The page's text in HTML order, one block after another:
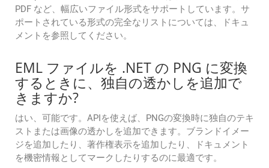
PDF など、幅広いファイル形式をサポートしています。サ
ポートされている形式の完全なリストについては、ドキュ
メントを参照してください。
EML ファイルを .NET の PNG に変換
するときに、独自の透かしを追加で
きますか?
はい、可能です。APIを使えば、PNGの変換時に独自のテキ
ストまたは画像の透かしを追加できます。ブランドイメー
ジを追加したり、著作権表示を追加したり、ドキュメント
を機密情報としてマークしたりするのに最適です。